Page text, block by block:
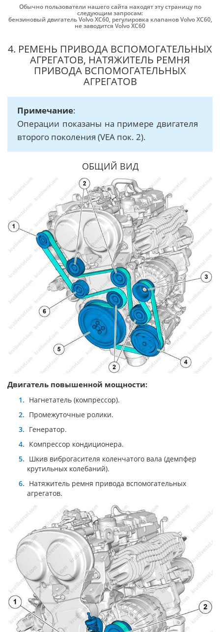
Обычно пользователи нашего сайта находят эту страницу по
следующим запросам:
бензиновый двигатель Volvo XC60, регулировка клапанов Volvo XC60,
не заводится Volvo XC60
4. РЕМЕНЬ ПРИВОДА ВСПОМОГАТЕЛЬНЫХ
АГРЕГАТОВ, НАТЯЖИТЕЛЬ РЕМНЯ
ПРИВОДА ВСПОМОГАТЕЛЬНЫХ
АГРЕГАТОВ
Примечание:
Операции показаны на примере двигателя
второго поколения (VEA пок. 2).
ОБЩИЙ ВИД
Двигатель повышенной мощности:
Нагнетатель (компрессор).
Промежуточные ролики.
Генератор.
Компрессор кондиционера.
Шкив виброгасителя коленчатого вала (демпфер
крутильных колебаний).
Натяжитель ремня привода вспомогательных
агрегатов.